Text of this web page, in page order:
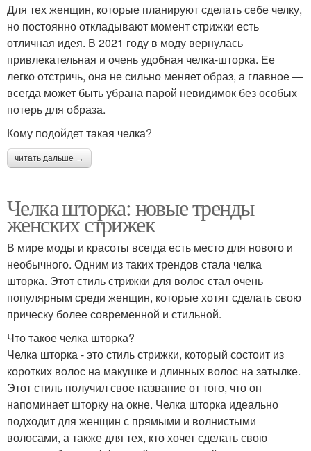
Для тех женщин, которые планируют сделать себе челку,
но постоянно откладывают момент стрижки есть
отличная идея. В 2021 году в моду вернулась
привлекательная и очень удобная челка-шторка. Ее
легко отстричь, она не сильно меняет образ, а главное —
всегда может быть убрана парой невидимок без особых
потерь для образа.
Кому подойдет такая челка?
читать дальше →
Челка шторка: новые тренды
женских стрижек
В мире моды и красоты всегда есть место для нового и
необычного. Одним из таких трендов стала челка
шторка. Этот стиль стрижки для волос стал очень
популярным среди женщин, которые хотят сделать свою
прическу более современной и стильной.
Что такое челка шторка?
Челка шторка - это стиль стрижки, который состоит из
коротких волос на макушке и длинных волос на затылке.
Этот стиль получил свое название от того, что он
напоминает шторку на окне. Челка шторка идеально
подходит для женщин с прямыми и волнистыми
волосами, а также для тех, кто хочет сделать свою